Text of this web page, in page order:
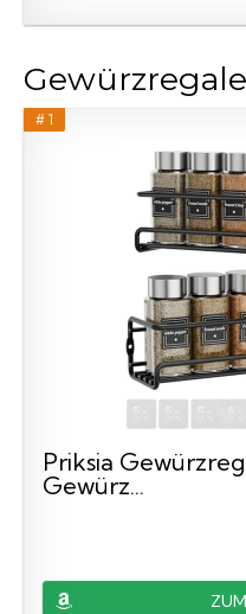
Gewürzregale
# 1
Priksia
Gewürz...